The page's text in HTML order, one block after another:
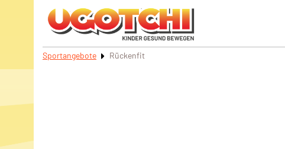
Sportangebote Rückenfit